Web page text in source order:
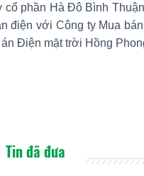
cổ phần Hà Đô Bình
điện với Công ty Mua
Điện mặt trời Hồng
Tin đã đưa